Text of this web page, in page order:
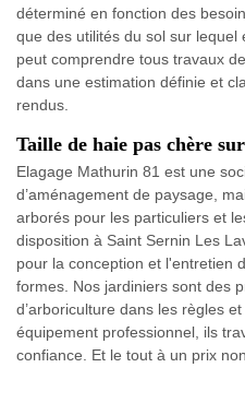
déterminé en fonction des
que des utilités du sol sur
peut comprendre tous travaux
dans une estimation définie et
rendus.
Taille de haie pas chère
Elagage Mathurin 81 est une
d’aménagement de paysage,
arborés pour les particuliers et
disposition à Saint Sernin Les
pour la conception et l'entretien
formes. Nos jardiniers sont des
d’arboriculture dans les règles
équipement professionnel, ils
confiance. Et le tout à un prix